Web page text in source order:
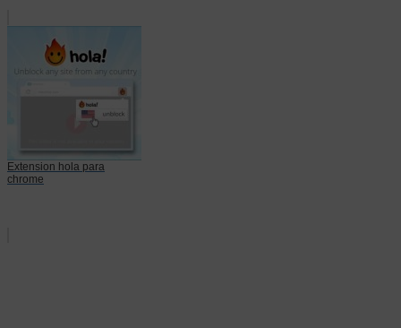
Extension hola para
chrome